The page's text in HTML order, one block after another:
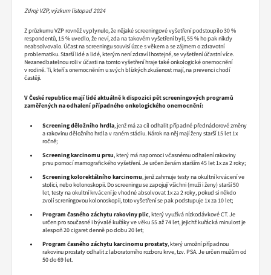
Zdroj: VZP, výzkum listopad 2024
Z průzkumu VZP rovněž vyplynulo, že nějaké screeningové vyšetření podstoupilo 30 %
respondentů, 15 % uvedlo, že neví, zda na takovém vyšetření byli, 55 % ho pak nikdy
neabsolvovalo. Účast na screeningu souvisí úzce s věkem a se zájmem o zdravotní
problematiku. Starší lidé a lidé, kterým není zdraví lhostejné, se vyšetření účastní více.
Nezanedbatelnou roli v účasti na tomto vyšetření hraje také onkologické onemocnění
v rodině. Ti, kteří s onemocněním u svých blízkých zkušenost mají, na prevenci chodí
častěji.
V České republice mají lidé aktuálně k dispozici pět screeningových programů
zaměřených na odhalení případného onkologického onemocnění:
Screening děložního hrdla, jenž má za cíl odhalit případné přednádorové změny
a rakovinu děložního hrdla v raném stádiu. Nárok na něj mají ženy starší 15 let 1x
ročně;
Screening karcinomu prsu, který má napomoci včasnému odhalení rakoviny
prsu pomocí mamografického vyšetření. Je určen ženám starším 45 let 1x za 2 roky;
Screening kolorektálního karcinomu, jenž zahrnuje testy na okultní krvácení ve
stolici, nebo kolonoskopii. Do screeningu se zapojují všichni (muži i ženy) starší 50
let, testy na okultní krvácení je vhodné absolvovat 1x za 2 roky, pokud si někdo
zvolí screningovou kolonoskopii, toto vyšetření se pak podstupuje 1x za 10 let;
Program časného záchytu rakoviny plic, který využívá nízkodávkové CT. Je
určen pro současné i bývalé kuřáky ve věku 55 až 74 let, jejichž kuřácká minulost je
alespoň 20 cigaret denně po dobu 20 let;
Program časného záchytu karcinomu prostaty, který umožní případnou
rakovinu prostaty odhalit z laboratorního rozboru krve, tzv. PSA. Je určen mužům od
50 do 69 let.